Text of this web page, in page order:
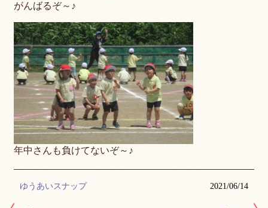
がんばるぞ～♪
年中さんも負けてないぞ～♪
ゆうあいスナップ 2021/06/14